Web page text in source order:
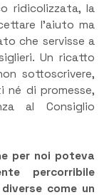
ridicolizzata, la
l’aiuto ma
che servisse a
Un ricatto
sottoscrivere,
né di promesse,
al Consiglio
per noi poteva
percorribile
come un